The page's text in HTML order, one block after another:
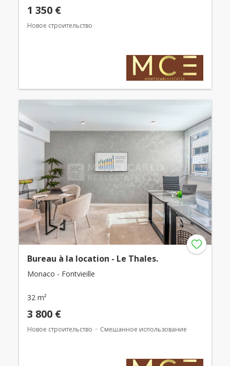
1 350 €
Новое строительство
Bureau à la location - Le Thales.
Monaco - Fontvieille
32 m²
3 800 €
Новое строительство Смешанное использование